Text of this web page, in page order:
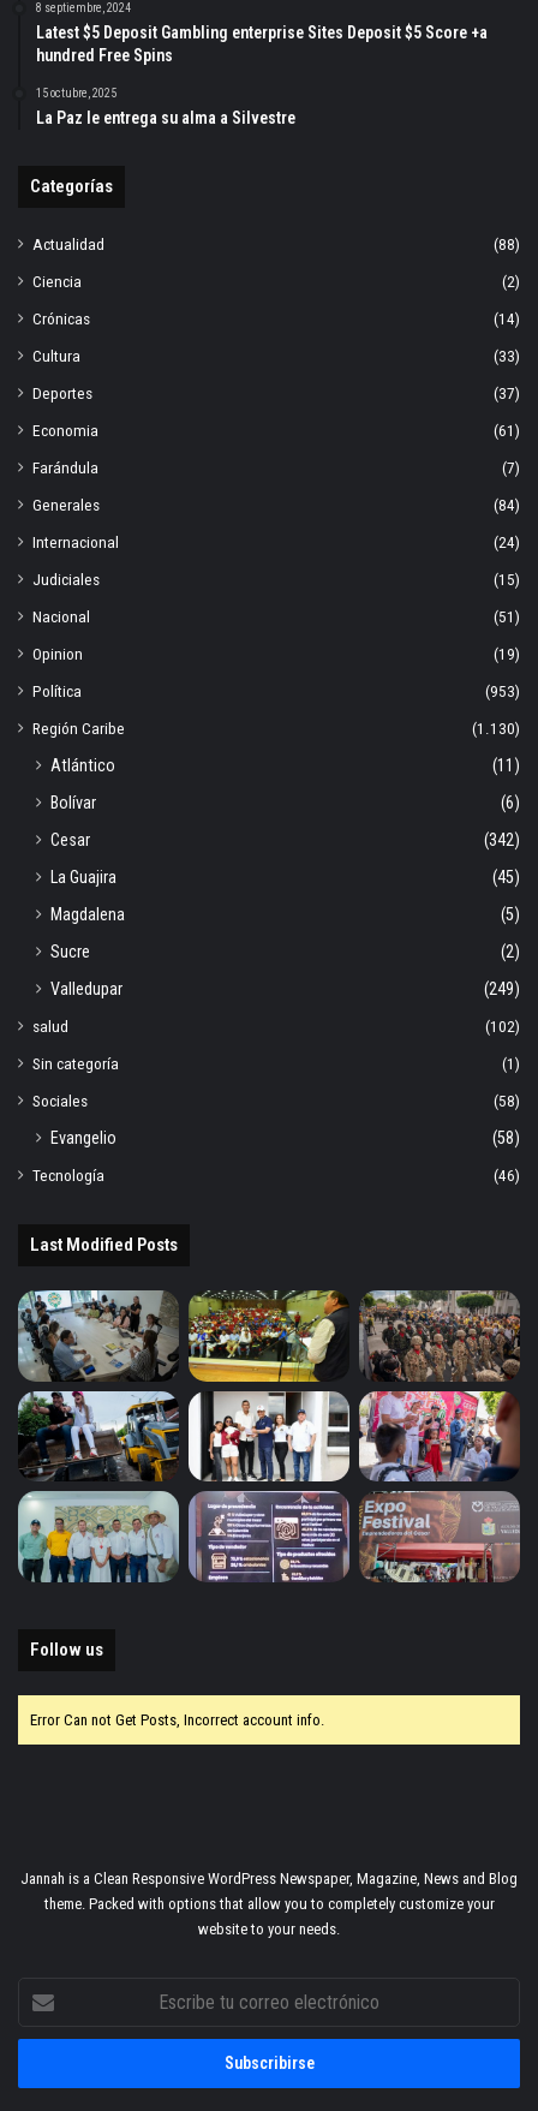
8 septiembre, 2024
Latest $5 Deposit Gambling enterprise Sites Deposit $5 Score +a
hundred Free Spins
15 octubre, 2025
La Paz le entrega su alma a Silvestre
Categorías
Actualidad
(88)
Ciencia
(2)
Crónicas
(14)
Cultura
(33)
Deportes
(37)
Economia
(61)
Farándula
(7)
Generales
(84)
Internacional
(24)
Judiciales
(15)
Nacional
(51)
Opinion
(19)
Política
(953)
Región Caribe
(1.130)
Atlántico
(11)
Bolívar
(6)
Cesar
(342)
La Guajira
(45)
Magdalena
(5)
Sucre
(2)
Valledupar
(249)
salud
(102)
Sin categoría
(1)
Sociales
(58)
Evangelio
(58)
Tecnología
(46)
Last Modified Posts
Follow us
Error Can not Get Posts, Incorrect account info.
Jannah is a Clean Responsive WordPress Newspaper, Magazine, News and Blog
theme. Packed with options that allow you to completely customize your
website to your needs.
correo